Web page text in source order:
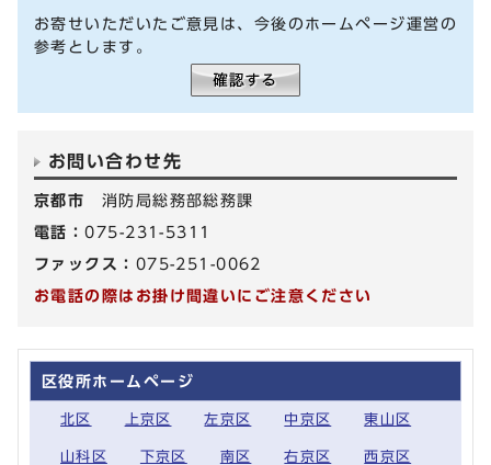
お寄せいただいたご意見は、今後のホームページ運営の
参考とします。
お問い合わせ先
京都市 消防局総務部総務課
電話：075-231-5311
ファックス： 075-251-0062
お電話の際はお掛け間違いにご注意ください
区役所ホームページ
北区 上京区 左京区 中京区 東山区
山科区 下京区 南区 右京区 西京区